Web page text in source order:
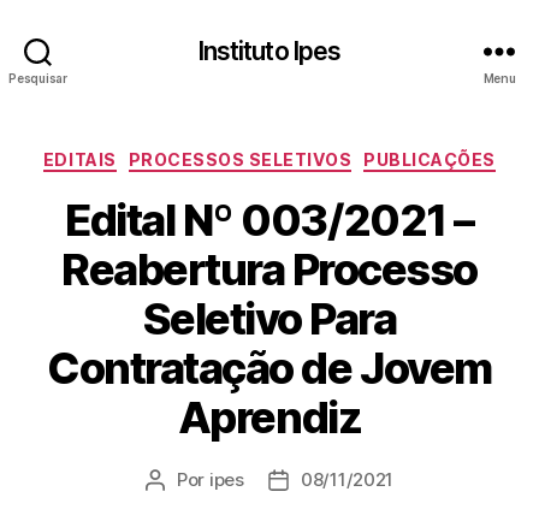
Pesquisar
Instituto Ipes
Menu
Categorias
EDITAIS PROCESSOS SELETIVOS PUBLICAÇÕES
Edital Nº 003/2021 –
Reabertura Processo
Seletivo Para
Contratação de Jovem
Aprendiz
Autor
Por ipes
Data08/11/2021